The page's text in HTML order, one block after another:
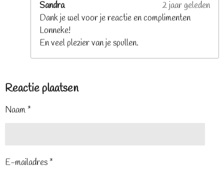
Sandra
2 jaar geleden
Dank je wel voor je reactie en complimenten
Lonneke!
En veel plezier van je spullen.
Reactie plaatsen
Naam *
E-mailadres *